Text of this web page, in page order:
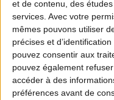
et de contenu, des
services. Avec votre
mêmes pouvons utiliser
précises et
pouvez consentir aux
pouvez également
accéder à des
préférences avant de